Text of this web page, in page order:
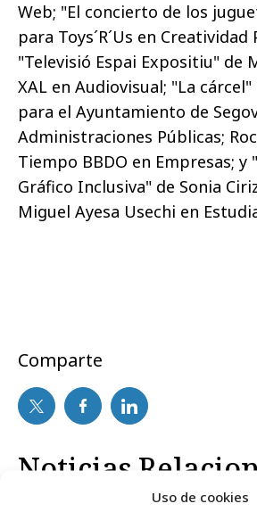
Uso de cookies
Web; "El concierto de los
para Toys´R´Us en
"Televisió Espai Expositiu" de
XAL en Audiovisual; "La
para el Ayuntamiento de
Administraciones Públicas;
Tiempo BBDO en Empresas; y
Gráfico Inclusiva" de Sonia
Miguel Ayesa Usechi en
Comparte
Noticias